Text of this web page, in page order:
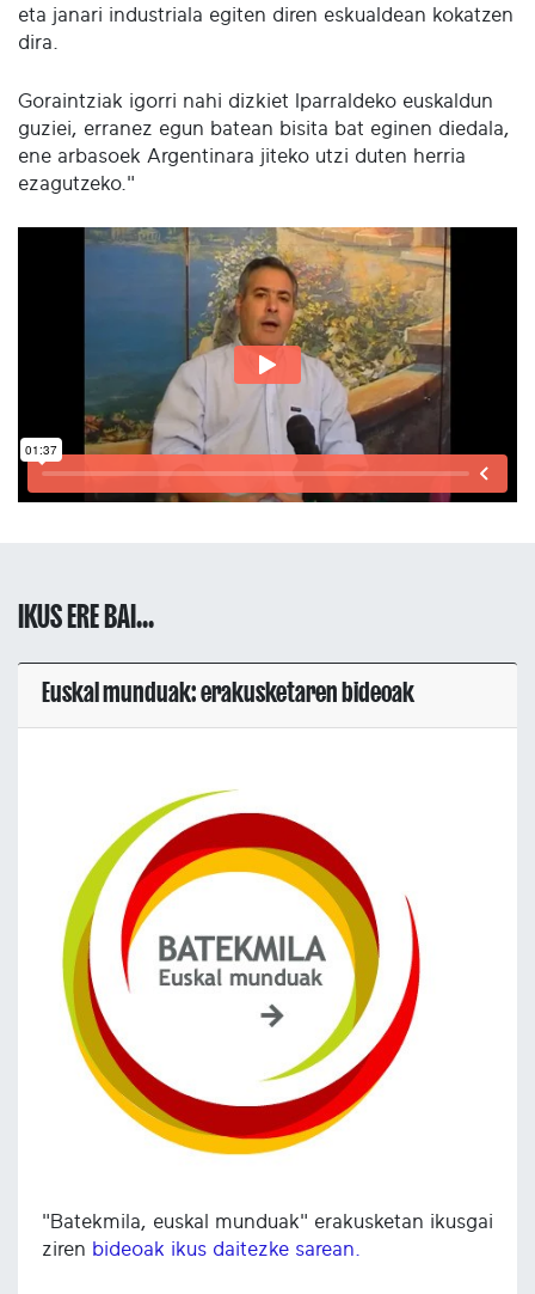
eta janari industriala egiten diren eskualdean kokatzen
dira.
Goraintziak igorri nahi dizkiet Iparraldeko euskaldun
guziei, erranez egun batean bisita bat eginen diedala,
ene arbasoek Argentinara jiteko utzi duten herria
ezagutzeko."
IKUS ERE BAI...
Euskal munduak: erakusketaren bideoak
"Batekmila, euskal munduak" erakusketan ikusgai
ziren bideoak ikus daitezke sarean.